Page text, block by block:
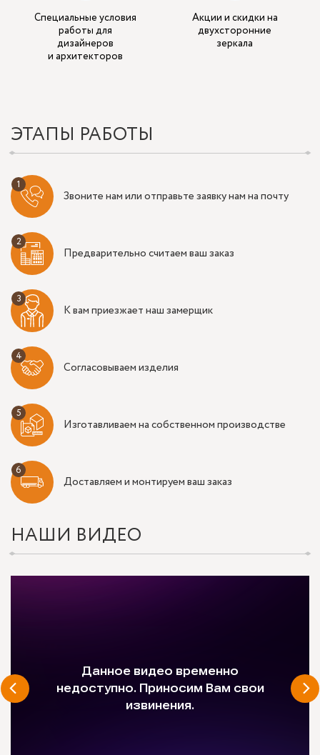
Специальные условия
работы для
дизайнеров
и архитекторов
Акции и скидки на
двухсторонние
зеркала
ЭТАПЫ РАБОТЫ
Звоните нам или отправьте заявку нам на почту
Предварительно считаем ваш заказ
К вам приезжает наш замерщик
Согласовываем изделия
Изготавливаем на собственном производстве
Доставляем и монтируем ваш заказ
НАШИ ВИДЕО